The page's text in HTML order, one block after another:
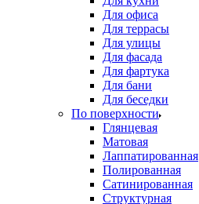
Для офиса
Для террасы
Для улицы
Для фасада
Для фартука
Для бани
Для беседки
По поверхности
Глянцевая
Матовая
Лаппатированная
Полированная
Сатинированная
Структурная